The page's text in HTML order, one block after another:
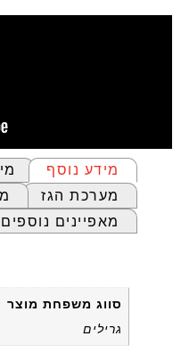
מידע נוסף
מערכת הגז
מאפיינים נוספים
סווג משפחת מוצר
גרילים